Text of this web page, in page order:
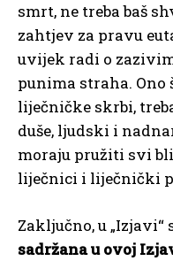
smrt, ne treba baš
zahtjev za pravu
uvijek radi o
punima straha. Ono
liječničke skrbi,
duše, ljudski i
moraju pružiti svi
liječnici i liječnički
Zaključno, u „Izjavi“
sadržana u ovoj